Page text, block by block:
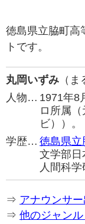
徳島県立脇町高
トです。
丸岡いずみ （
人物… 1971年8
ロ所属
ビ））。
学歴… 徳島県立
文学部
人間科
⇒ アナウンサ
⇒ 他のジャン